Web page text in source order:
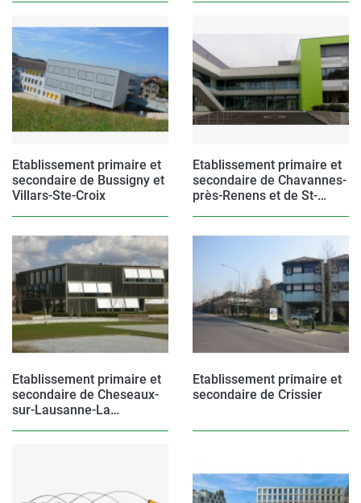
Etablissement primaire et
secondaire de Bussigny et
Villars-Ste-Croix
Etablissement primaire et
secondaire de Chavannes-
près-Renens et de St-
Etablissement primaire et
secondaire de Cheseaux-
sur-Lausanne-La
Etablissement primaire et
secondaire de Crissier